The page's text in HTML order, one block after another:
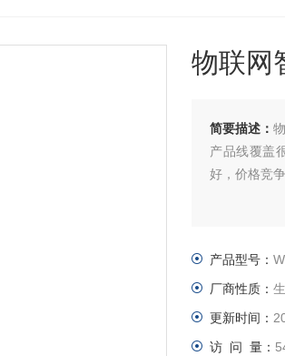
物联网
简要描述：
产品线覆盖
好，价格竞
产品型号：
厂商性质：
更新时间：
访 问 量：